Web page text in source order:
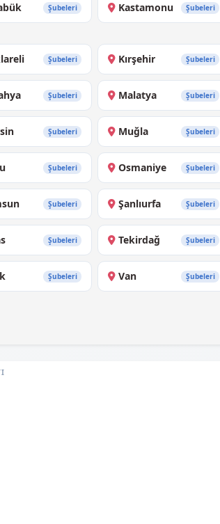
Şubeleri Kastamonu Şubeleri
Şubeleri Kırşehir Şubeleri
Şubeleri Malatya Şubeleri
Şubeleri Muğla Şubeleri
Şubeleri Osmaniye Şubeleri
Şubeleri Şanlıurfa Şubeleri
Şubeleri Tekirdağ Şubeleri
Şubeleri Van Şubeleri